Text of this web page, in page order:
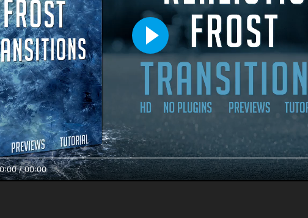
/ 00:00